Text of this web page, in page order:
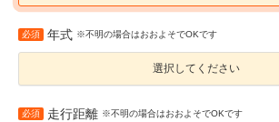
必須 年式 ※不明の場合はおおよそでOKです
選択してください
必須 走行距離 ※不明の場合はおおよそでOKです